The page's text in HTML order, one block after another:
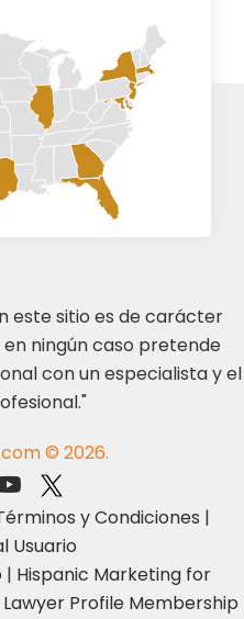
este sitio es de carácter
ningún caso pretende
con un especialista y el
© 2026.
y Condiciones |
Usuario
| Hispanic Marketing for
Profile Membership